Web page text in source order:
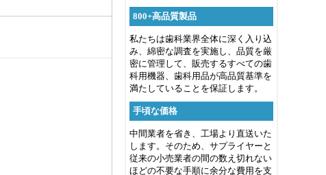
800+高品質製品
私たちは歯科業界全体に深く入り込
み、綿密な調査を実施し、品質を厳
密に管理して、販売するすべての歯
科用機器、歯科用品が高品質基準を
満たしていることを保証します。
手頃な価格
中間業者を省き、工場より直送いた
します。そのため、サプライヤーと
従来の小売業者の間の数え切れない
ほどの不要な手順に余分な費用を支